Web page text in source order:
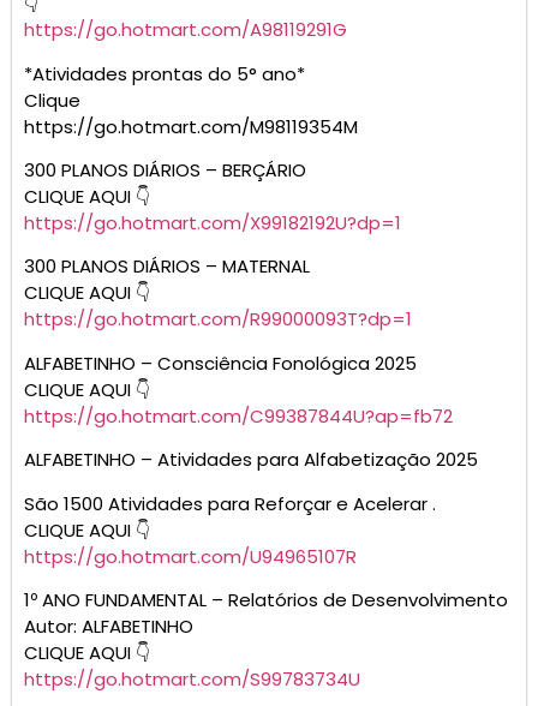
https://go.hotmart.com/A98119291G
*Atividades prontas do 5° ano*
Clique
https://go.hotmart.com/M98119354M
300 PLANOS DIÁRIOS – BERÇÁRIO
CLIQUE AQUI 👇
https://go.hotmart.com/X99182192U?dp=1
300 PLANOS DIÁRIOS – MATERNAL
CLIQUE AQUI 👇
https://go.hotmart.com/R99000093T?dp=1
ALFABETINHO – Consciência Fonológica 2025
CLIQUE AQUI 👇
https://go.hotmart.com/C99387844U?ap=fb72
ALFABETINHO – Atividades para Alfabetização 2025
São 1500 Atividades para Reforçar e Acelerar .
CLIQUE AQUI 👇
https://go.hotmart.com/U94965107R
1º ANO FUNDAMENTAL – Relatórios de Desenvolvimento
Autor: ALFABETINHO
CLIQUE AQUI 👇
https://go.hotmart.com/S99783734U